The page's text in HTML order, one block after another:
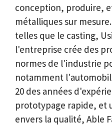
conception, produire,
métalliques sur
telles que le casting,
l'entreprise crée des
normes de l'industrie
notamment
20 des années
prototypage rapide, et
envers la qualité, Able